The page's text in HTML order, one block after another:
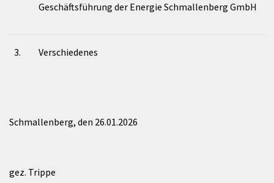
Geschäftsführung der Energie Schmallenberg GmbH
3. Verschiedenes
Schmallenberg, den 26.01.2026
gez. Trippe